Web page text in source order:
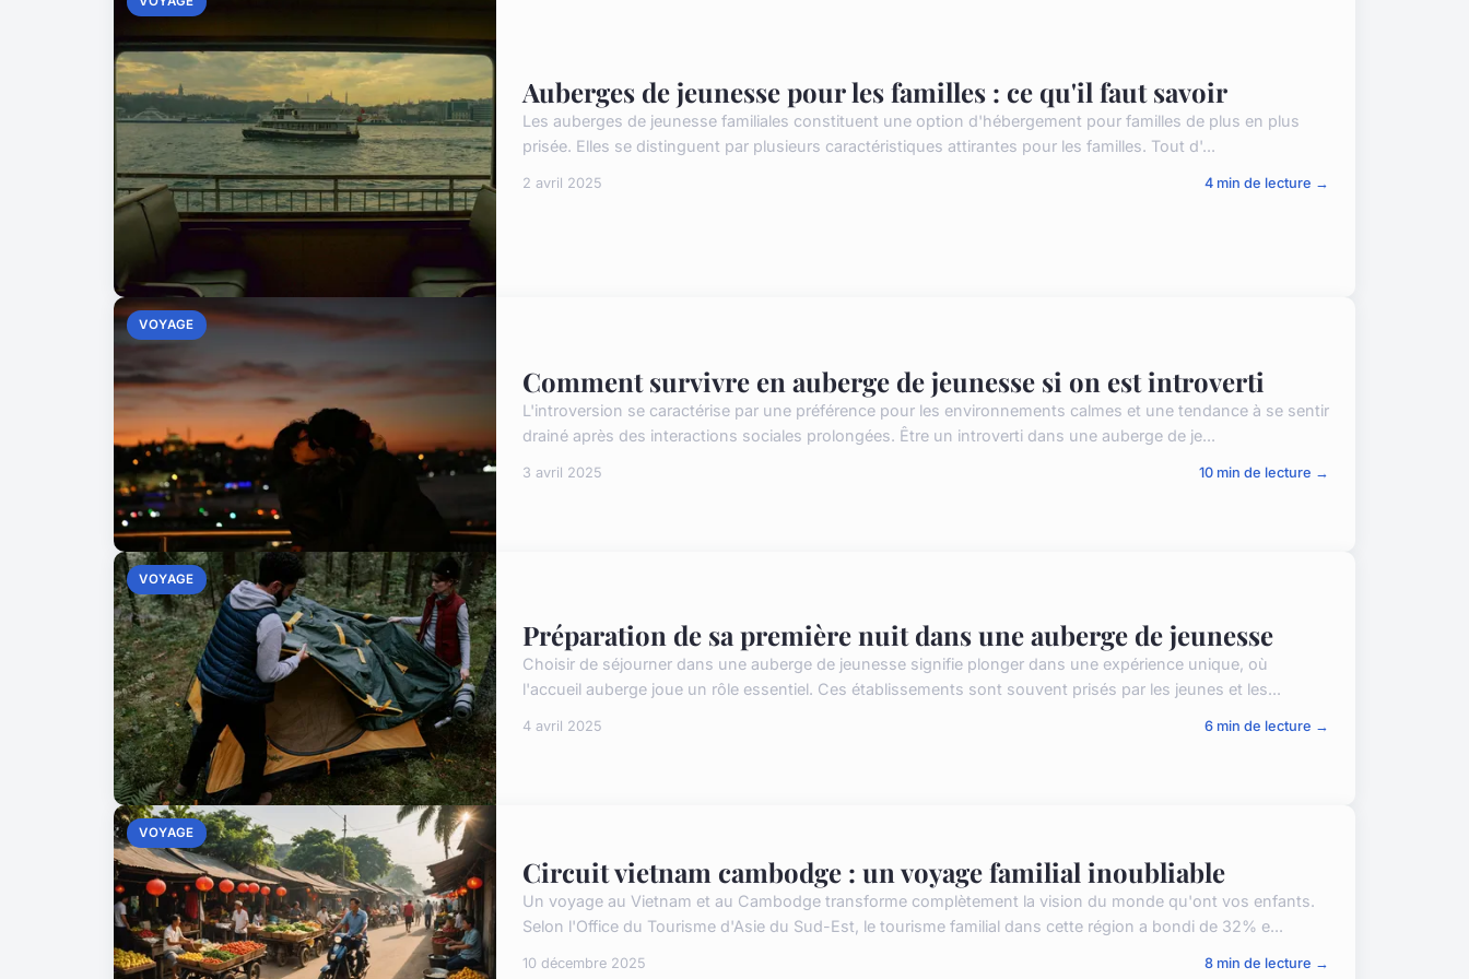
Auberges de jeunesse pour les familles : ce qu'il faut savoir
Les auberges de jeunesse familiales constituent une option d'hébergement pour familles de plus en plus
prisée. Elles se distinguent par plusieurs caractéristiques attirantes pour les familles. Tout d'...
2 avril 2025 4 min de lecture →
VOYAGE
Comment survivre en auberge de jeunesse si on est introverti
L'introversion se caractérise par une préférence pour les environnements calmes et une tendance à se sentir
drainé après des interactions sociales prolongées. Être un introverti dans une auberge de je...
3 avril 2025 10 min de lecture →
VOYAGE
Préparation de sa première nuit dans une auberge de jeunesse
Choisir de séjourner dans une auberge de jeunesse signifie plonger dans une expérience unique, où
l'accueil auberge joue un rôle essentiel. Ces établissements sont souvent prisés par les jeunes et les...
4 avril 2025 6 min de lecture →
VOYAGE
Circuit vietnam cambodge : un voyage familial inoubliable
Un voyage au Vietnam et au Cambodge transforme complètement la vision du monde qu'ont vos enfants.
Selon l'Office du Tourisme d'Asie du Sud-Est, le tourisme familial dans cette région a bondi de 32% e...
10 décembre 2025 8 min de lecture →